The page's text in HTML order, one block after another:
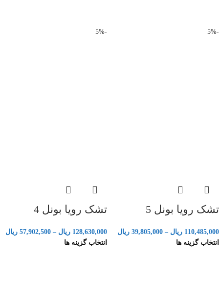
-5%
تشک رویا بونل 5
110,485,000 ریال –
39,805,000 ریال
انتخاب گزینه ها
-5%
تشک رویا بونل 4
128,630,000 ریال –
57,902,500 ریال
انتخاب گزینه ها